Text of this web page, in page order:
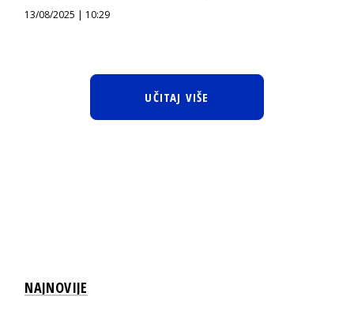
13/08/2025 | 10:29
UČITAJ VIŠE
NAJNOVIJE